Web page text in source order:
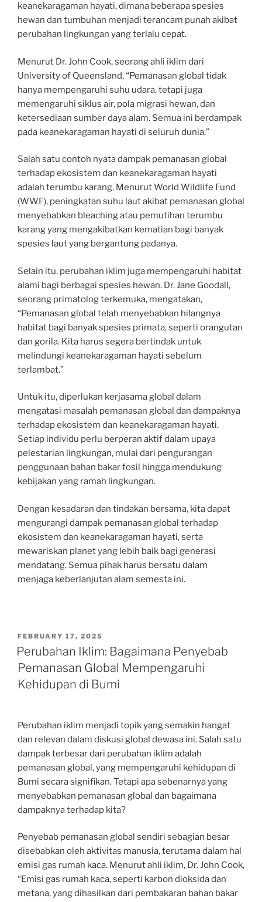
keanekaragaman hayati, dimana beberapa spesies
hewan dan tumbuhan menjadi terancam punah akibat
perubahan lingkungan yang terlalu cepat.
Menurut Dr. John Cook, seorang ahli iklim dari
University of Queensland, “Pemanasan global tidak
hanya mempengaruhi suhu udara, tetapi juga
memengaruhi siklus air, pola migrasi hewan, dan
ketersediaan sumber daya alam. Semua ini berdampak
pada keanekaragaman hayati di seluruh dunia.”
Salah satu contoh nyata dampak pemanasan global
terhadap ekosistem dan keanekaragaman hayati
adalah terumbu karang. Menurut World Wildlife Fund
(WWF), peningkatan suhu laut akibat pemanasan global
menyebabkan bleaching atau pemutihan terumbu
karang yang mengakibatkan kematian bagi banyak
spesies laut yang bergantung padanya.
Selain itu, perubahan iklim juga mempengaruhi habitat
alami bagi berbagai spesies hewan. Dr. Jane Goodall,
seorang primatolog terkemuka, mengatakan,
“Pemanasan global telah menyebabkan hilangnya
habitat bagi banyak spesies primata, seperti orangutan
dan gorila. Kita harus segera bertindak untuk
melindungi keanekaragaman hayati sebelum
terlambat.”
Untuk itu, diperlukan kerjasama global dalam
mengatasi masalah pemanasan global dan dampaknya
terhadap ekosistem dan keanekaragaman hayati.
Setiap individu perlu berperan aktif dalam upaya
pelestarian lingkungan, mulai dari pengurangan
penggunaan bahan bakar fosil hingga mendukung
kebijakan yang ramah lingkungan.
Dengan kesadaran dan tindakan bersama, kita dapat
mengurangi dampak pemanasan global terhadap
ekosistem dan keanekaragaman hayati, serta
mewariskan planet yang lebih baik bagi generasi
mendatang. Semua pihak harus bersatu dalam
menjaga keberlanjutan alam semesta ini.
POSTED
ON
FEBRUARY 17, 2025
Perubahan Iklim: Bagaimana Penyebab
Pemanasan Global Mempengaruhi
Kehidupan di Bumi
Perubahan iklim menjadi topik yang semakin hangat
dan relevan dalam diskusi global dewasa ini. Salah satu
dampak terbesar dari perubahan iklim adalah
pemanasan global, yang mempengaruhi kehidupan di
Bumi secara signifikan. Tetapi apa sebenarnya yang
menyebabkan pemanasan global dan bagaimana
dampaknya terhadap kita?
Penyebab pemanasan global sendiri sebagian besar
disebabkan oleh aktivitas manusia, terutama dalam hal
emisi gas rumah kaca. Menurut ahli iklim, Dr. John Cook,
“Emisi gas rumah kaca, seperti karbon dioksida dan
metana, yang dihasilkan dari pembakaran bahan bakar